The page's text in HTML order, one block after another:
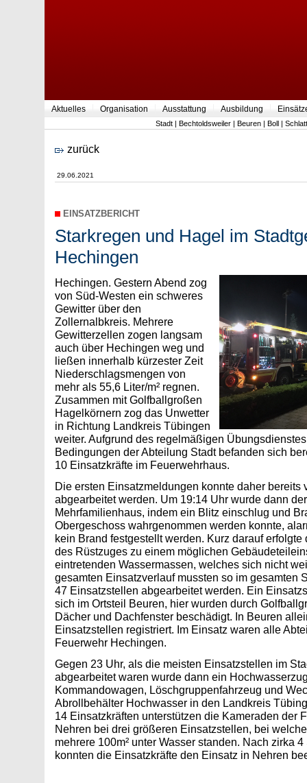
Aktuelles Organisation Ausstattung Ausbildung
Stadt | Bechtoldsweiler | Beuren | Boll | Schlatt
zurück
29.06.2021
EINSATZBERICHT
Starkregen und Hagel im
Hechingen
Hechingen. Gestern Abend zog
von Süd-Westen ein schweres
Gewitter über den
Zollernalbkreis. Mehrere
Gewitterzellen zogen langsam
auch über Hechingen weg und
ließen innerhalb kürzester Zeit
Niederschlagsmengen von
mehr als 55,6 Liter/m² regnen.
Zusammen mit Golfballgroßen
Hagelkörnern zog das Unwetter
in Richtung Landkreis Tübingen
weiter. Aufgrund des regelmäßigen
Bedingungen der Abteilung Stadt befanden sich
10 Einsatzkräfte im Feuerwehrhaus.
Die ersten Einsatzmeldungen konnte daher bereits
abgearbeitet werden. Um 19:14 Uhr wurde dann
Mehrfamilienhaus, indem ein Blitz einschlug und
Obergeschoss wahrgenommen werden konnte,
kein Brand festgestellt werden. Kurz darauf
des Rüstzuges zu einem möglichen
eintretenden Wassermassen, welches sich nicht
gesamten Einsatzverlauf mussten so im gesamten
47 Einsatzstellen abgearbeitet werden. Ein
sich im Ortsteil Beuren, hier wurden durch
Dächer und Dachfenster beschädigt. In Beuren
Einsatzstellen registriert. Im Einsatz waren alle
Feuerwehr Hechingen.
Gegen 23 Uhr, als die meisten Einsatzstellen im
abgearbeitet waren wurde dann ein
Kommandowagen, Löschgruppenfahrzeug und
Abrollbehälter Hochwasser in den Landkreis
14 Einsatzkräften unterstützen die Kameraden der
Nehren bei drei größeren Einsatzstellen, bei
mehrere 100m² unter Wasser standen. Nach zirka
konnten die Einsatzkräfte den Einsatz in Nehren